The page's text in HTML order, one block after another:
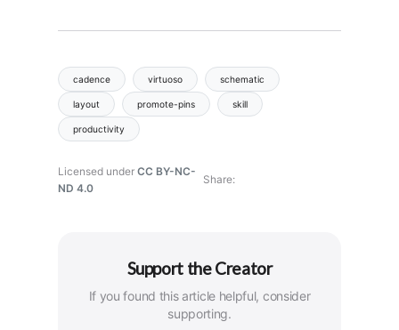
cadence virtuoso schematic
layout promote-pins skill
productivity
Licensed under CC BY-NC-
ND 4.0
Share
Support the Creator
If you found this article helpful, consider
supporting.